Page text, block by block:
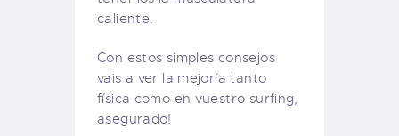
caliente.
Con estos simples consejos
vais a ver la mejoría tanto
física como en vuestro surfing,
asegurado!